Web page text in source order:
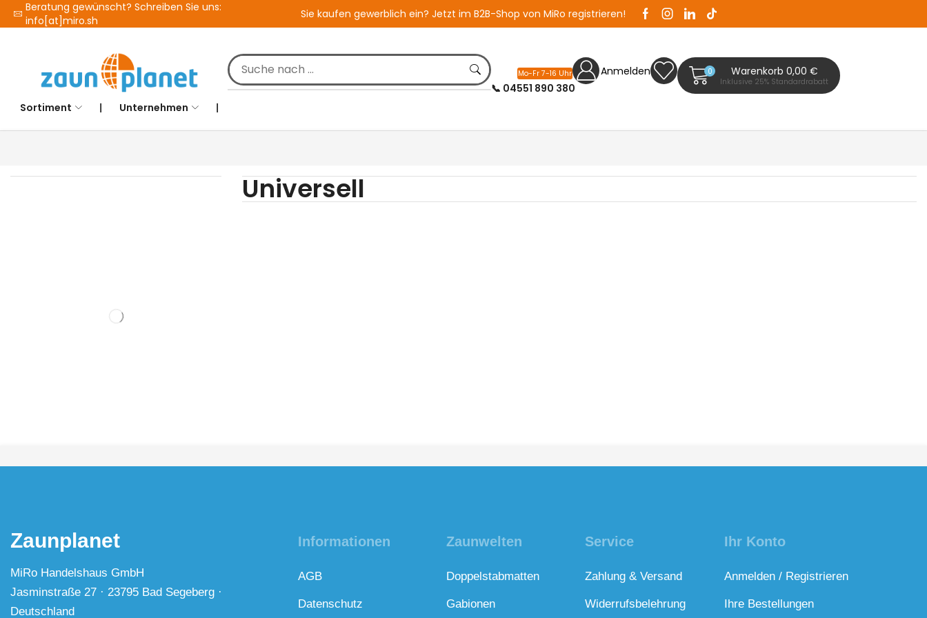
Beratung gewünscht? Schreiben Sie uns:
info[at]miro.sh
Sie kaufen gewerblich ein?Jetzt im B2B-Shop von MiRo registrieren! Zaunplanet ist Ihr Zaunfachhändler in Bad
Sortiment ❘ Unternehmen ❘
Mo-Fr 7-16 Uhr
📞 04551 890 380
Anmelden 0 Warenkorb 0,00 €
Inklusive 25% Standardrabatt
Universell
Zaunplanet
MiRo Handelshaus GmbH
Jasminstraße 27 · 23795 Bad Segeberg ·
Deutschland
Informationen
AGB
Datenschutz
Zaunwelten
Doppelstabmatten
Gabionen
Service
Zahlung & Versand
Widerrufsbelehrung
Ihr Konto
Anmelden / Registrieren
Ihre Bestellungen